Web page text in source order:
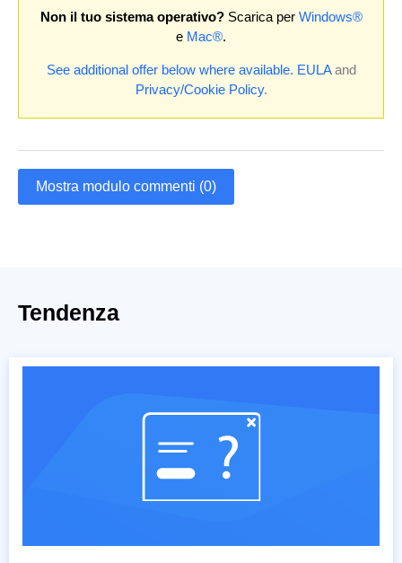
Non il tuo sistema operativo?Scarica per Windows®
e Mac®.
See additional offer below where available. EULAand
Privacy/Cookie Policy.
Mostra modulo commenti (0)
Tendenza